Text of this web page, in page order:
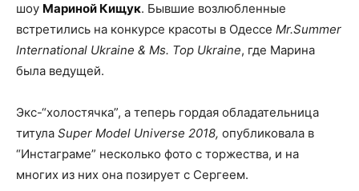
шоу Мариной Кищук. Бывшие возлюбленные
встретились на конкурсе красоты в Одессе Mr.Summer
International Ukraine & Ms. Top Ukraine, где Марина
была ведущей.
Экс-“холостячка”, а теперь гордая обладательница
титула Super Model Universe 2018, опубликовала в
“Инстаграме” несколько фото с торжества, и на
многих из них она позирует с Сергеем.